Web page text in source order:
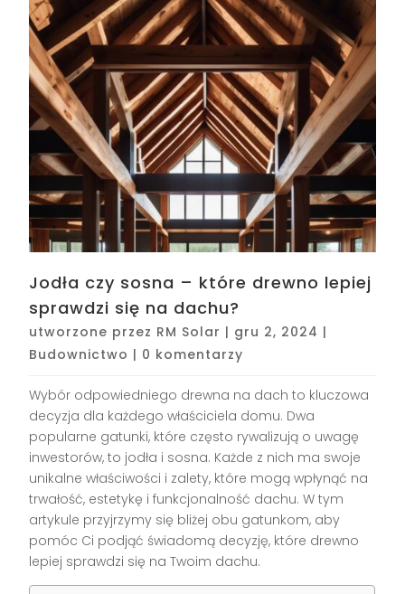
Jodła czy sosna – które drewno lepiej
sprawdzi się na dachu?
utworzone przez RM Solar | gru 2, 2024 |
Budownictwo | 0 komentarzy
Wybór odpowiedniego drewna na dach to kluczowa
decyzja dla każdego właściciela domu. Dwa
popularne gatunki, które często rywalizują o uwagę
inwestorów, to jodła i sosna. Każde z nich ma swoje
unikalne właściwości i zalety, które mogą wpłynąć na
trwałość, estetykę i funkcjonalność dachu. W tym
artykule przyjrzymy się bliżej obu gatunkom, aby
pomóc Ci podjąć świadomą decyzję, które drewno
lepiej sprawdzi się na Twoim dachu.